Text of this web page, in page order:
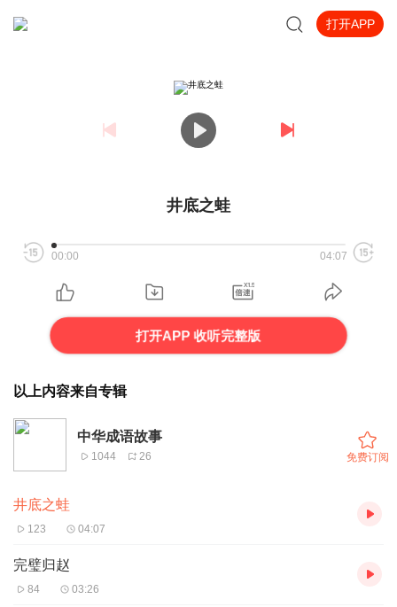
打开APP
井底之蛙
00:00 04:07
打开APP 收听完整版
以上内容来自专辑
中华成语故事
1044 26 免费订阅
井底之蛙
123 04:07
完璧归赵
84 03:26